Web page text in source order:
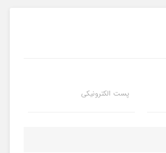
پست الکترونیکی